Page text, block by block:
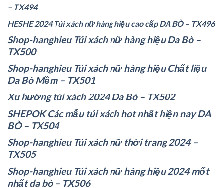
– TX494
HESHE 2024 Túi xách nữ hàng hiệu cao cấp DA BÒ – TX496
Shop-hanghieu Túi xách nữ hàng hiệu Da Bò –
TX500
Shop-hanghieu Túi xách nữ hàng hiệu Chất liệu
Da Bò Mềm – TX501
Xu hướng túi xách 2024 Da Bò – TX502
SHEPOK Các mẫu túi xách hot nhất hiện nay DA
BÒ – TX504
Shop-hanghieu Túi xách nữ thời trang 2024 –
TX505
Shop-hanghieu Túi xách nữ hàng hiệu 2024 mốt
nhất da bò – TX506